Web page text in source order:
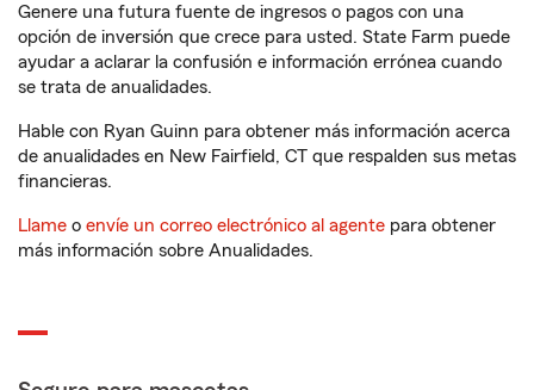
Genere una futura fuente de ingresos o pagos con una
opción de inversión que crece para usted. State Farm puede
ayudar a aclarar la confusión e información errónea cuando
se trata de anualidades.
Hable con Ryan Guinn para obtener más información acerca
de anualidades en New Fairfield, CT que respalden sus metas
financieras.
Llame o envíe un correo electrónico al agente para obtener
más información sobre Anualidades.